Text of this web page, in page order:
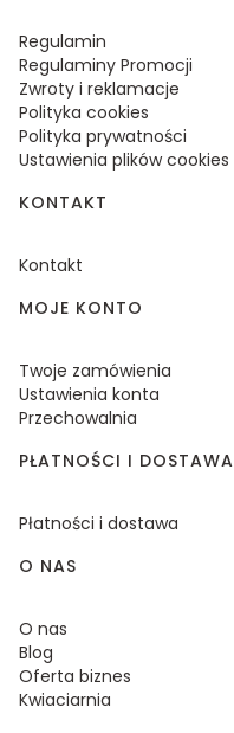
Regulamin
Regulaminy Promocji
Zwroty i reklamacje
Polityka cookies
Polityka prywatności
Ustawienia plików cookies
KONTAKT
Kontakt
MOJE KONTO
Twoje zamówienia
Ustawienia konta
Przechowalnia
PŁATNOŚCI I DOSTAWA
Płatności i dostawa
O NAS
O nas
Blog
Oferta biznes
Kwiaciarnia